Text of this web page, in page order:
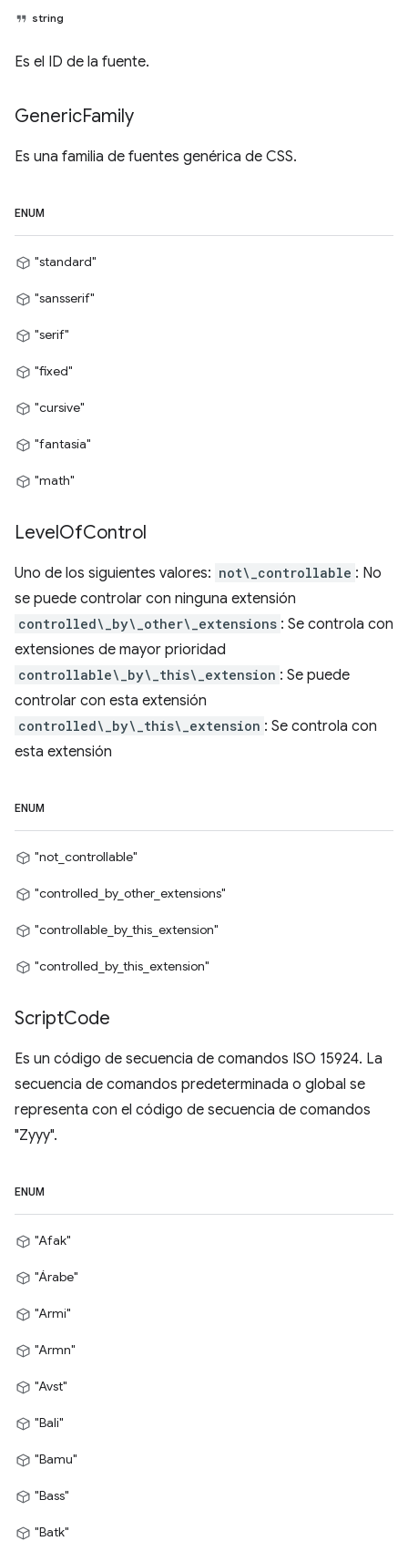
string
Es el ID de la fuente.
GenericFamily
Es una familia de fuentes genérica de CSS.
ENUM
"standard"
"sansserif"
"serif"
"fixed"
"cursive"
"fantasía"
"math"
LevelOfControl
Uno de los siguientes valores: not\_controllable : No
se puede controlar con ninguna extensión
controlled\_by\_other\_extensions : Se controla con
extensiones de mayor prioridad
controllable\_by\_this\_extension : Se puede
controlar con esta extensión
controlled\_by\_this\_extension : Se controla con
esta extensión
ENUM
"not_controllable"
"controlled_by_other_extensions"
"controllable_by_this_extension"
"controlled_by_this_extension"
ScriptCode
Es un código de secuencia de comandos ISO 15924. La
secuencia de comandos predeterminada o global se
representa con el código de secuencia de comandos
"Zyyy".
ENUM
"Afak"
"Árabe"
"Armi"
"Armn"
"Avst"
"Bali"
"Bamu"
"Bass"
"Batk"